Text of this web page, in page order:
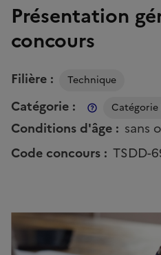
Présentation
concours
Filière : Technique
Catégorie : À propos
Catégorie
Conditions d'âge : sans
Code concours : TSDD-